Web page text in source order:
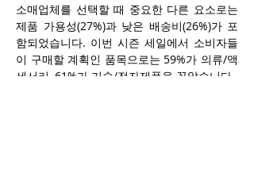
소매업체를 선택할 때 중요한 다른 요소로는
제품 가용성(27%)과 낮은 배송비(26%)가 포
함되었습니다. 이번 시즌 세일에서 소비자들
이 구매할 계획인 품목으로는 59%가 의류/액
세서리, 61%가 기술/전자제품을 꼽았습니다.